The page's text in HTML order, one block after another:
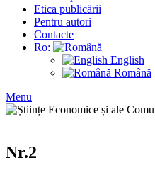
Etica publicării
Pentru autori
Contacte
Ro:
English
Română
Menu
Nr.2